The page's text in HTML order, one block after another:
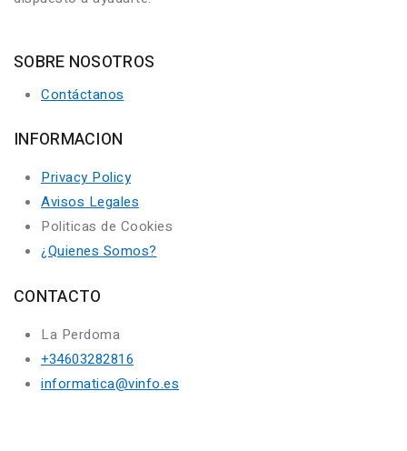
SOBRE NOSOTROS
Contáctanos
INFORMACION
Privacy Policy
Avisos Legales
Politicas de Cookies
¿Quienes Somos?
CONTACTO
La Perdoma
+34603282816
informatica@vinfo.es